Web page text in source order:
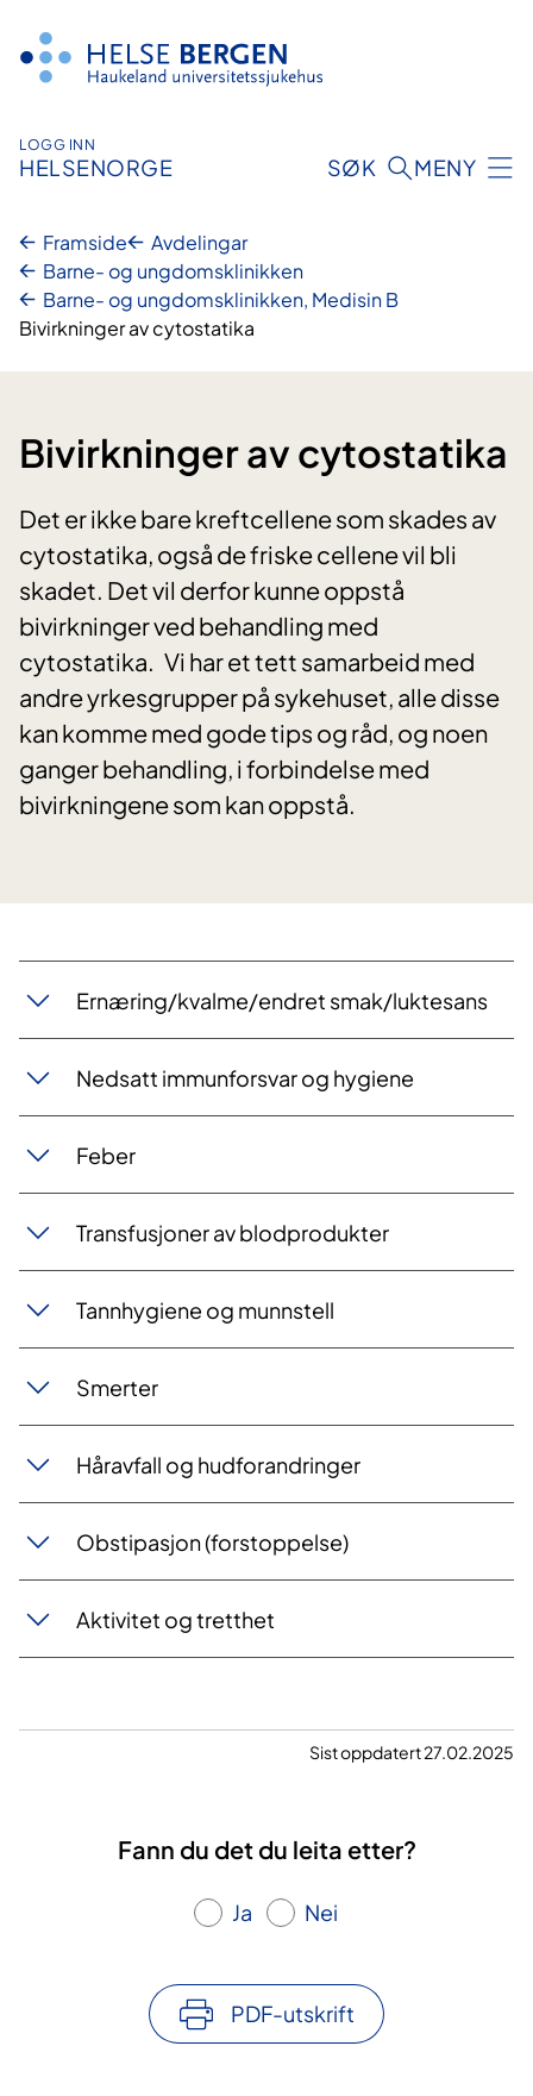
innhald
LOGG INN
HELSENORGE SØK MENY
Framside
Avdelingar
Barne- og ungdomsklinikken
Barne- og ungdomsklinikken, Medisin B
Bivirkninger av cytostatika
Bivirkninger av cytostatika
Det er ikke bare kreftcellene som skades av
cytostatika, også de friske cellene vil bli
skadet. Det vil derfor kunne oppstå
bivirkninger ved behandling med
cytostatika. Vi har et tett samarbeid med
andre yrkesgrupper på sykehuset, alle disse
kan komme med gode tips og råd, og noen
ganger behandling, i forbindelse med
bivirkningene som kan oppstå.
Ernæring/kvalme/endret smak/luktesans
Nedsatt immunforsvar og hygiene
Feber
Transfusjoner av blodprodukter
Tannhygiene og munnstell
Smerter
Håravfall og hudforandringer
Obstipasjon (forstoppelse)
Aktivitet og tretthet
Sist oppdatert 27.02.2025
Fann du det du leita etter?
Ja Nei
PDF-utskrift